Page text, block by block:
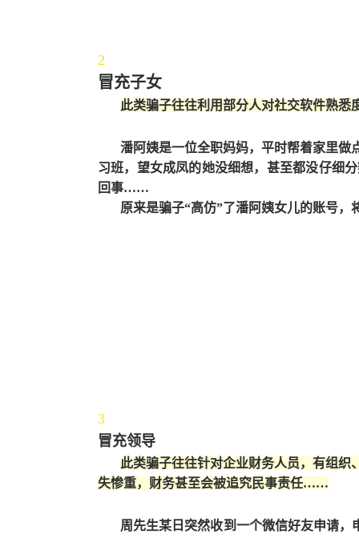
2
冒充子女
此类骗子往往利用部分人对社交软件熟
潘阿姨是一位全职妈妈，平时帮着家里做
习班，望女成凤的她没细想，甚至都没仔细
回事……
原来是骗子“高仿”了潘阿姨女儿的账号
3
冒充领导
此类骗子往往针对企业财务人员，有组
失惨重，财务甚至会被追究民事责任……
周先生某日突然收到一个微信好友申请，